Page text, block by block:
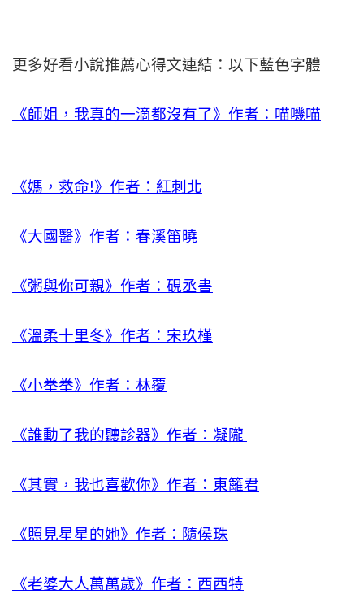
更多好看小說推薦心得文連結：以下藍色字體
《師姐，我真的一滴都沒有了》作者：喵嘰喵
《媽，救命!》作者：紅刺北
《大國醫》作者：春溪笛曉
《粥與你可親》作者：硯丞書
《溫柔十里冬》作者：宋玖槿
《小拳拳》作者：林覆
《誰動了我的聽診器》作者：凝隴
《其實，我也喜歡你》作者：東籬君
《照見星星的她》作者：隨侯珠
《老婆大人萬萬歲》作者：西西特